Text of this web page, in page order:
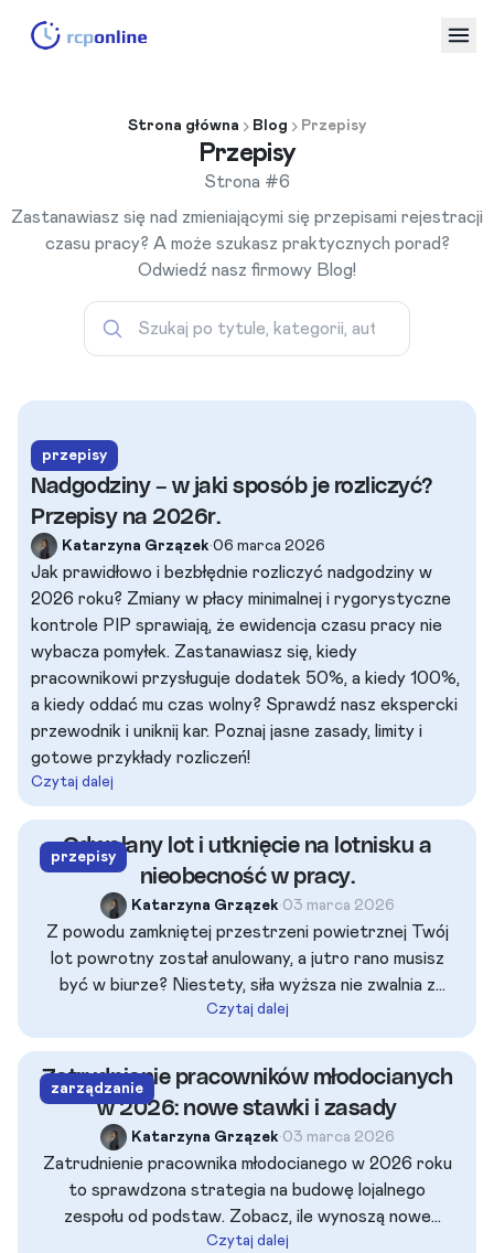
Strona główna Blog Przepisy
Przepisy
Strona #6
Zastanawiasz się nad zmieniającymi się przepisami rejestracji
czasu pracy? A może szukasz praktycznych porad?
Odwiedź nasz firmowy Blog!
Szukaj artykułów po tytule,
przepisy
Nadgodziny – w jaki sposób je rozliczyć?
Przepisy na 2026r.
Katarzyna Grzązek•06 marca 2026
Jak prawidłowo i bezbłędnie rozliczyć nadgodziny w
2026 roku? Zmiany w płacy minimalnej i rygorystyczne
kontrole PIP sprawiają, że ewidencja czasu pracy nie
wybacza pomyłek. Zastanawiasz się, kiedy
pracownikowi przysługuje dodatek 50%, a kiedy 100%,
a kiedy oddać mu czas wolny? Sprawdź nasz ekspercki
przewodnik i uniknij kar. Poznaj jasne zasady, limity i
gotowe przykłady rozliczeń!
Czytaj dalej
przepisy
Odwołany lot i utknięcie na lotnisku a
nieobecność w pracy.
Katarzyna Grzązek•03 marca 2026
Z powodu zamkniętej przestrzeni powietrznej Twój
lot powrotny został anulowany, a jutro rano musisz
być w biurze? Niestety, siła wyższa nie zwalnia z
obowiązków pracowniczych. Sprawdź, jak krok po
kroku poinformować szefa, legalnie usprawiedliwić
absencję i czy za przymusowy pobyt na lotnisku
otrzymasz wynagrodzenie. Poznaj wytyczne PIP!
Czytaj dalej
zarządzanie
Zatrudnianie pracowników młodocianych
w 2026: nowe stawki i zasady
Katarzyna Grzązek•03 marca 2026
Zatrudnienie pracownika młodocianego w 2026 roku
to sprawdzona strategia na budowę lojalnego
zespołu od podstaw. Zobacz, ile wynoszą nowe
stawki wynagrodzeń (obowiązujące od marca 2026
Czytaj dalej